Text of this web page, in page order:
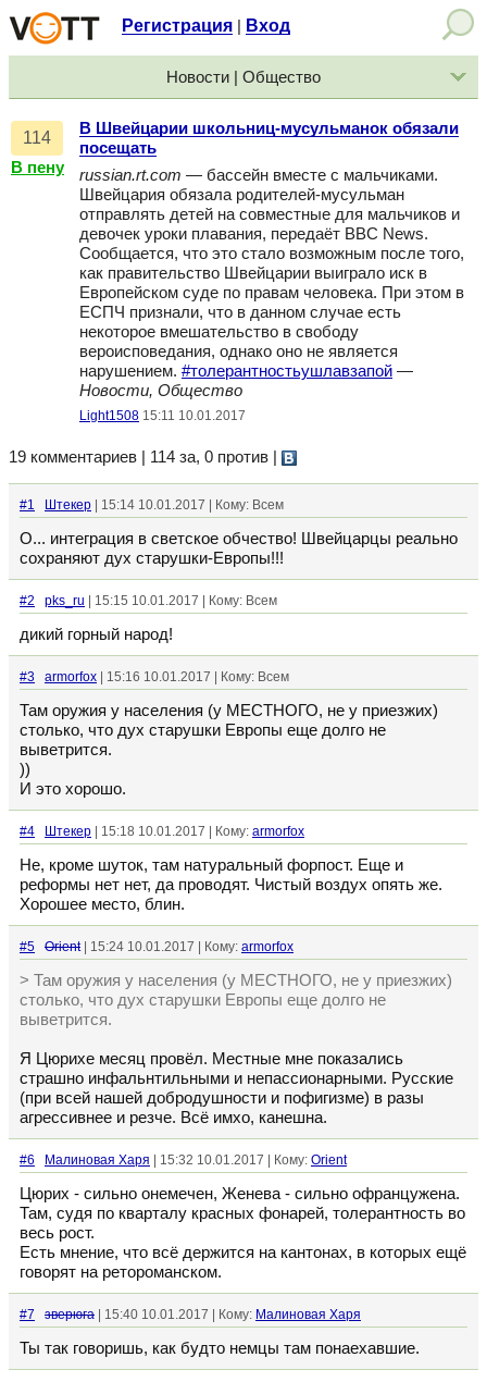
Регистрация Вход
Новости | Общество
114
В пену
В Швейцарии школьниц-мусульманок обязали
посещать
russian.rt.com — бассейн вместе с мальчиками.
Швейцария обязала родителей-мусульман
отправлять детей на совместные для мальчиков и
девочек уроки плавания, передаёт BBC News.
Сообщается, что это стало возможным после того,
как правительство Швейцарии выиграло иск в
Европейском суде по правам человека. При этом в
ЕСПЧ признали, что в данном случае есть
некоторое вмешательство в свободу
вероисповедания, однако оно не является
нарушением. #толерантностьушлавзапой —
Новости, Общество
Light1508 15:11 10.01.2017
19 комментариев | 114 за, 0 против
#1 Штекер | 15:14 10.01.2017 | Кому: Всем
О... интеграция в светское обчество! Швейцарцы реально
сохраняют дух старушки-Европы!!!
#2 pks_ru | 15:15 10.01.2017 | Кому: Всем
дикий горный народ!
#3 armorfox | 15:16 10.01.2017 | Кому: Всем
Там оружия у населения (у МЕСТНОГО, не у приезжих)
столько, что дух старушки Европы еще долго не
выветрится.
))
И это хорошо.
#4 Штекер | 15:18 10.01.2017 | Кому: armorfox
Не, кроме шуток, там натуральный форпост. Еще и
реформы нет нет, да проводят. Чистый воздух опять же.
Хорошее место, блин.
#5 Orient| 15:24 10.01.2017 | Кому: armorfox
> Там оружия у населения (у МЕСТНОГО, не у приезжих)
столько, что дух старушки Европы еще долго не
выветрится.
Я Цюрихе месяц провёл. Местные мне показались
страшно инфальнтильными и непассионарными. Русские
(при всей нашей добродушности и пофигизме) в разы
агрессивнее и резче. Всё имхо, канешна.
#6 Малиновая Харя | 15:32 10.01.2017 | Кому: Orient
Цюрих - сильно онемечен, Женева - сильно офранцужена.
Там, судя по кварталу красных фонарей, толерантность во
весь рост.
Есть мнение, что всё держится на кантонах, в которых ещё
говорят на ретороманском.
#7 зверюга | 15:40 10.01.2017 | Кому: Малиновая Харя
Ты так говоришь, как будто немцы там понаехавшие.